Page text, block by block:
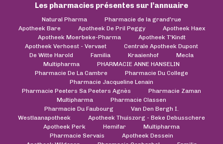
Les pharmacies présentes sur l’annuaire
Natural Pharma
Pharmacie de la grand'rue
Apotheek Bare
Apotheek De Pril Peggy
Apotheek Haex
Apotheek Moerbeke-Pharma
Apotheek T'Kindt
Apotheek Verhoest - Vervaet
Centrale Apotheek Dupont
De Witte Harold
Familia Kraaienhof
Mecla
Multipharma
PHARMACIE ANNE HANSELIN
Pharmacie De La Cambre
Pharmacie Du College
Pharmacie Jacqueline Lenain
Pharmacie Peeters Sa Peeters Agnès
Pharmacie Zaman
Multipharma
Pharmacie Classen
Pharmacie Du Faubourg
Van Den Bergh I.
Westlaanapotheek
Apotheek Thuiszorg - Beke Debusschere
Apotheek Perk
Hemifar
Multipharma
Pharmacie Servais
Apotheek Dessein